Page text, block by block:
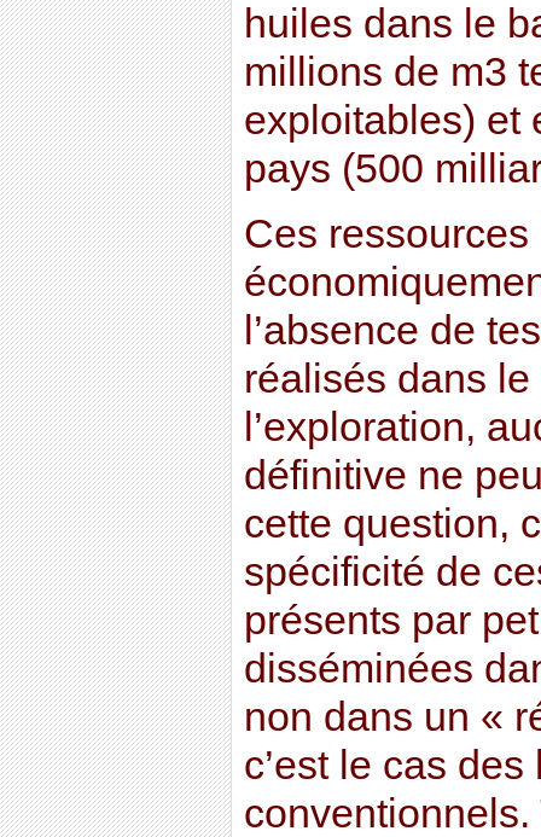
huiles dans le
millions de m3
exploitables) et
pays (500
Ces
l’absence de
réalisés dans
l’exploration,
définitive ne
cette question,
spécificité de
présents par
disséminées
non dans un «
c’est le cas
conventionnels.